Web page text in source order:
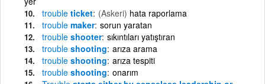
trouble ticket (Askeri) hata raporlama
trouble maker sorun yaratan
trouble shooter sıkıntıları yatıştıran
trouble shooting arıza arama
trouble shooting arıza tespiti
trouble shooting onarım